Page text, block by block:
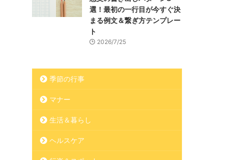
選！最初の一行目が今すぐ決
まる例文＆繋ぎ方テンプレー
ト
2026/7/25
季節の行事
マナー
生活＆暮らし
ヘルスケア